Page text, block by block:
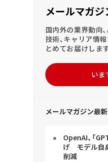
メールマガ
国内外の業界動向
技術、キャリア情
とめてお届けします
いま
メールマガジン最
OpenAI、「
げ モデル自
削減